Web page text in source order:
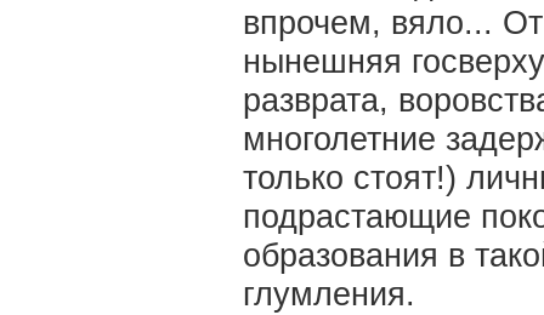
впрочем, вяло...
нынешняя
разврата,
многолетние
только стоят!)
подрастающие
образования в
глумления.